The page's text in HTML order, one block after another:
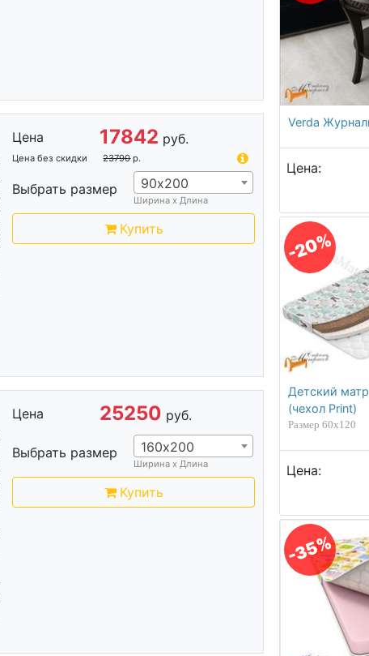
Цена 17842 руб.
Цена без скидки 23790 р.
Выбрать размер 90х200
Ширина х Длина
Купить
Цена 25250 руб.
Выбрать размер 160х200
Ширина х Длина
Купить
Verda
Цена:
-20%
Детский
(чехол Print)
Размер 60х120
Цена:
-35%